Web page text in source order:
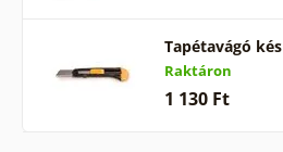
Tapétavágó kés
Raktáron
1 130 Ft